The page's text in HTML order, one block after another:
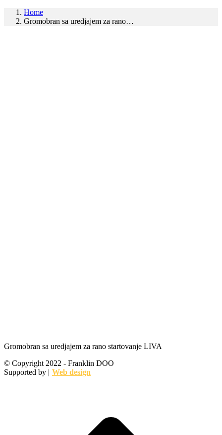
Home
Gromobran sa uredjajem za rano…
Gromobran sa uredjajem za rano startovanje LIVA
© Copyright 2022 - Franklin DOO
Supported by | Web design